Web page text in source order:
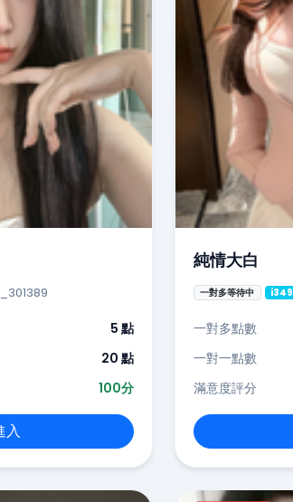
5 點
20 點
100分
入
純情大白
一對多等待中 i349
一對多點數
一對一點數
滿意度評分